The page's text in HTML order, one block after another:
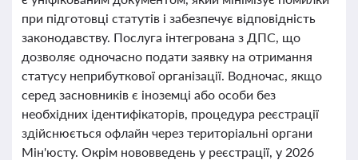
при підготовці статутів і забезпечує відповідність
законодавству. Послуга інтегрована з ДПС, що
дозволяє одночасно подати заявку на отримання
статусу неприбуткової організації. Водночас, якщо
серед засновників є іноземці або особи без
необхідних ідентифікаторів, процедура реєстрації
здійснюється офлайн через територіальні органи
Мін'юсту. Окрім нововведень у реєстрації, у 2026